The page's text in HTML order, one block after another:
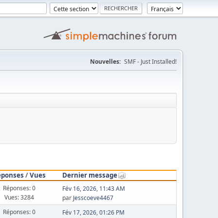
Nouvelles: SMF - Just Installed!
/Vues Dernier message
Réponses: 0
Vues: 3284
Fév 16, 2026, 11:43 AM
par Jesscoeve4467
Réponses: 0
Fév 17, 2026, 01:26 PM